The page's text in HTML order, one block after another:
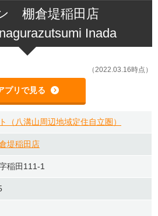
棚倉堤稲田店
Inada
（2022.03.16時点）
プリで見る
（八溝山周辺地域定住自立圏）
堤稲田店
稲田111-1